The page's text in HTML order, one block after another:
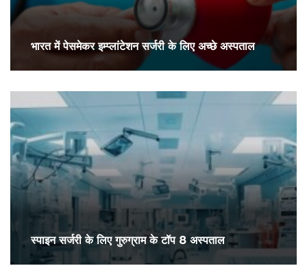
भारत में पेसमेकर इम्प्लांटेशन सर्जरी के लिए अच्छे अस्पताल
स्पाइन सर्जरी के लिए गुरुग्राम के टॉप 8 अस्पताल